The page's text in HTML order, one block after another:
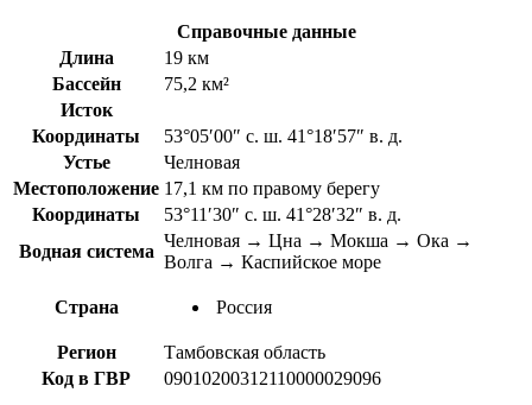
Справочные данные
Длина
19 км
Бассейн
75,2 км²
Исток
Координаты
53°05′00″ с. ш. 41°18′57″ в. д.
Устье
Челновая
Местоположение 17,1 км по правому берегу
Координаты
53°11′30″ с. ш. 41°28′32″ в. д.
Водная система
Челновая → Цна → Мокша → Ока →
Волга → Каспийское море
Страна Россия
Регион
Тамбовская область
Код в ГВР
09010200312110000029096